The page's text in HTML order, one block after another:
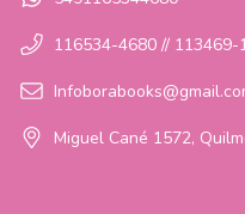
116534-4680 // 113469-
Miguel Cané 1572,